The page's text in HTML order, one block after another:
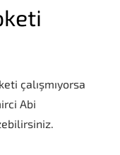
çalışmıyorsa
Abi